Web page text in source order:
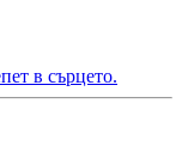
в сърцето.